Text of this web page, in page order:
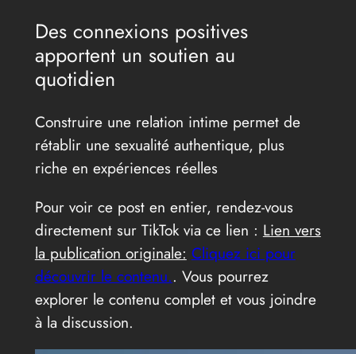
Des connexions positives
apportent un soutien au
quotidien
Construire une relation intime permet de
rétablir une sexualité authentique, plus
riche en expériences réelles
Pour voir ce post en entier, rendez-vous
directement sur TikTok via ce lien : Lien vers
la publication originale: Cliquez ici pour
découvrir le contenu.. Vous pourrez
explorer le contenu complet et vous joindre
à la discussion.